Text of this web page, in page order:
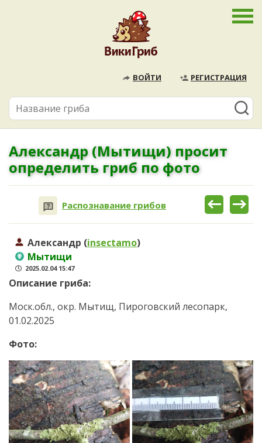
ВОЙТИ РЕГИСТРАЦИЯ
Александр (Мытищи) просит
определить гриб по фото
Распознавание грибов
Александр (insectamo)
Мытищи
2025.02.04 15:47
Описание гриба:
Моск.обл., окр. Мытищ, Пироговский лесопарк,
01.02.2025
Фото: